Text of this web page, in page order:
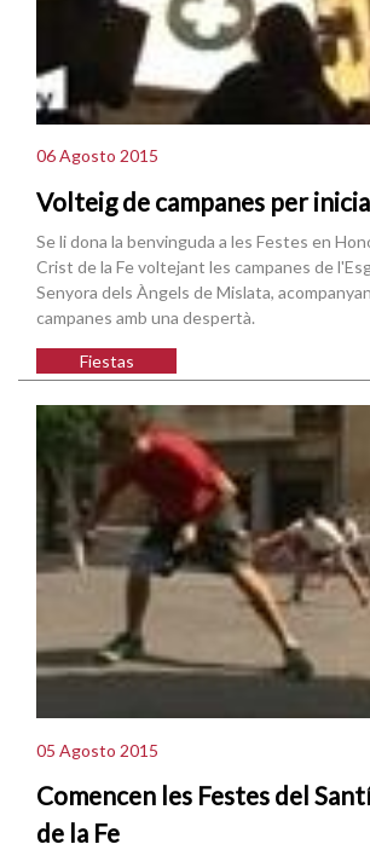
06 Agosto 2015
Volteig de campanes per
Se li dona la benvinguda a les Festes en
Crist de la Fe voltejant les campanes de
Senyora dels Àngels de Mislata,
campanes amb una despertà.
Fiestas
05 Agosto 2015
Comencen les Festes del
de la Fe